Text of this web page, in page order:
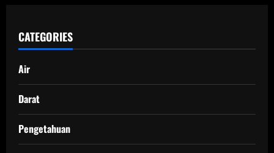
CATEGORIES
Air
Darat
Pengetahuan